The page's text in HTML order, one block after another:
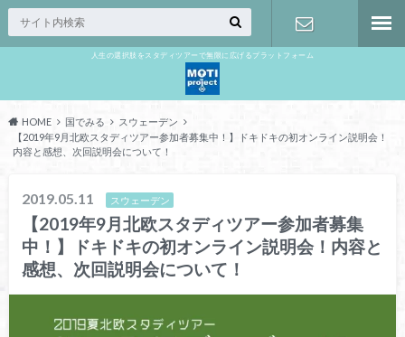
人生の選択肢をスタディツアーで無限に広げるプラットフォーム
HOME 国でみる
スウェーデン
【2019年9月北欧スタディツアー参加者募集中！】ドキドキの初オンライン説明会！
内容と感想、次回説明会について！
2019.05.11 スウェーデン
【2019年9月北欧スタディツアー参加者募集
中！】ドキドキの初オンライン説明会！内容と
感想、次回説明会について！